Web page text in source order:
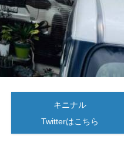
キニナル
Twitterはこちら